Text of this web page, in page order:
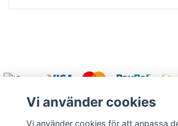
Vi använder cookies
Vi använder cookies för att anpassa